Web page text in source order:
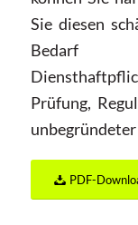
Sie diesen
Prüfung,
PDF-